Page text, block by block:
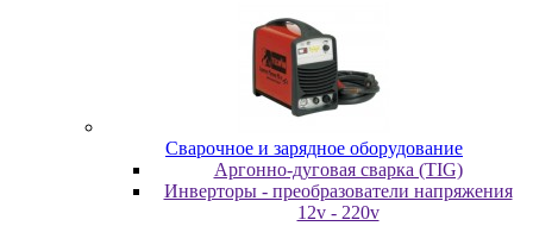
Cвapoчнoe и зарядное оборудование
Аргонно-дуговая сварка (TIG)
Инверторы - преобразователи напряжения
12v - 220v